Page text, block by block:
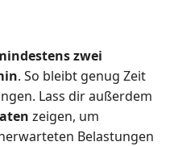
zwei
. So bleibt genug Zeit
Lass dir außerdem
zeigen, um
Belastungen